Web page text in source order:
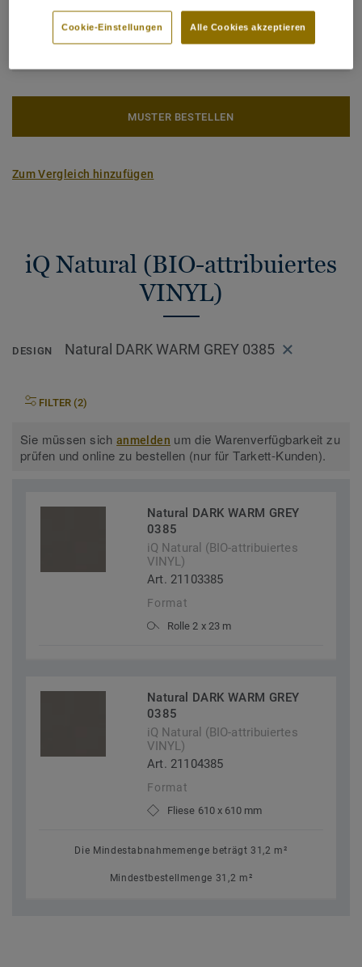
3.09 kg CO
2
2
MUSTER BESTELLEN
Zum Vergleich hinzufügen
iQ Natural (BIO-attribuiertes
VINYL)
DESIGN Natural DARK WARM GREY 0385
FILTER (2)
Sie müssen sichanmelden um die Warenverfügbarkeit zu
prüfen und online zu bestellen (nur für Tarkett-Kunden).
Natural DARK WARM GREY
0385
iQ Natural (BIO-attribuiertes
VINYL)
Art. 21103385
Format
Rolle 2 x 23 m
Natural DARK WARM GREY
0385
iQ Natural (BIO-attribuiertes
VINYL)
Art. 21104385
Format
Fliese 610 x 610 mm
Die Mindestabnahmemenge beträgt 31,2 m²
Mindestbestellmenge 31,2 m²
Alle Cookies akzeptieren
Cookie-Einstellungen